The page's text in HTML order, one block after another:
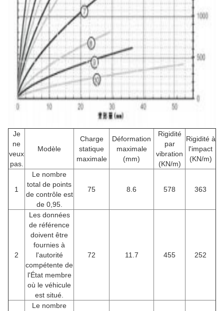
Je
ne
veux
pas.
Modèle
Charge
statique
maximale
Déformation
maximale
(mm)
Rigidité
par
vibration
(KN/m)
Rigidité à
l'impact
(KN/m)
1
Le nombre
total de points
de contrôle est
de 0,95.
75 8.6 578 363
2
Les données
de référence
doivent être
fournies à
l'autorité
compétente de
l'État membre
où le véhicule
est situé.
72 11.7 455 252
Le nombre